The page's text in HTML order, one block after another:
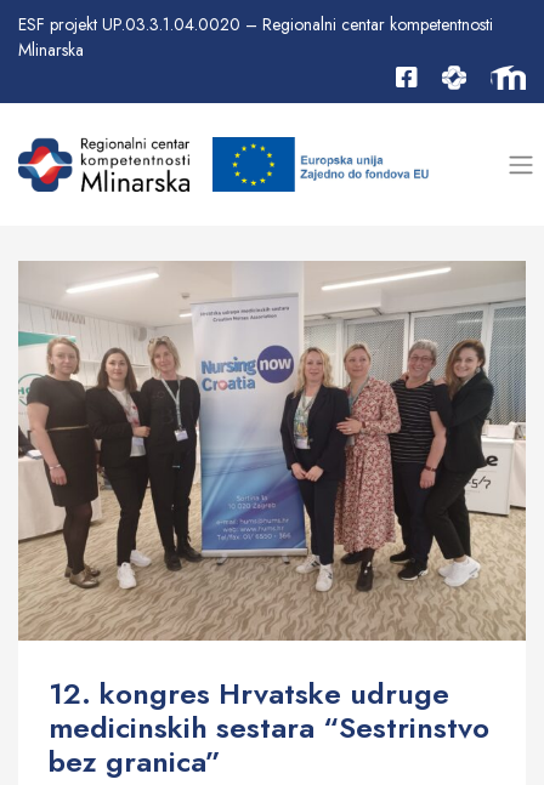
ESF projekt UP.03.3.1.04.0020 – Regionalni centar kompetentnosti
Mlinarska
12. kongres Hrvatske udruge
medicinskih sestara “Sestrinstvo
bez granica”